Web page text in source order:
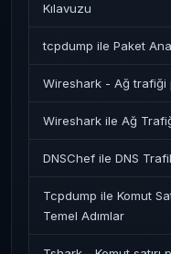
Kılavuzu
tcpdump ile Paket
Wireshark - Ağ trafiği
Wireshark ile Ağ
DNSChef ile DNS
Tcpdump ile Komut
Temel Adımlar